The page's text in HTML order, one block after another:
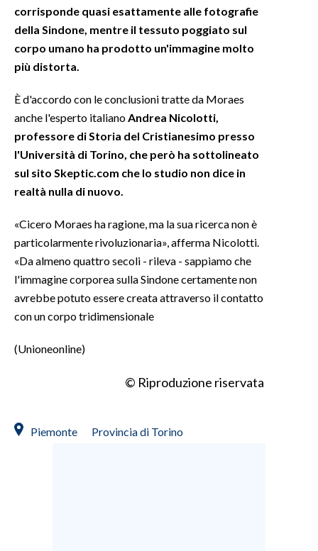
corrisponde quasi esattamente alle fotografie
della Sindone, mentre il tessuto poggiato sul
corpo umano ha prodotto un'immagine molto
più distorta.
È d'accordo con le conclusioni tratte da Moraes
anche l'esperto italiano Andrea Nicolotti,
professore di Storia del Cristianesimo presso
l'Università di Torino, che però ha sottolineato
sul sito Skeptic.com che lo studio non dice in
realtà nulla di nuovo.
«Cicero Moraes ha ragione, ma la sua ricerca non è
particolarmente rivoluzionaria», afferma Nicolotti.
«Da almeno quattro secoli - rileva - sappiamo che
l'immagine corporea sulla Sindone certamente non
avrebbe potuto essere creata attraverso il contatto
con un corpo tridimensionale
(Unioneonline)
© Riproduzione riservata
Piemonte Provincia di Torino